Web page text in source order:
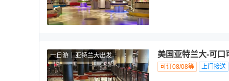
一日游 亚特兰大出发 美国亚特兰大-可口
可订08/08等 上门接送